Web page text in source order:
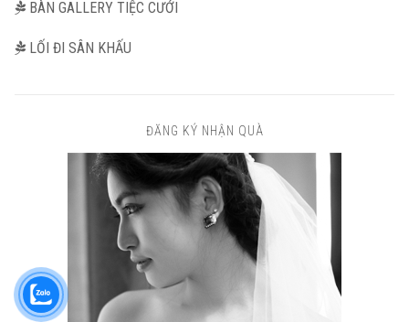
BÀN GALLERY TIỆC CƯỚI
LỐI ĐI SÂN KHẤU
ĐĂNG KÝ NHẬN QUÀ